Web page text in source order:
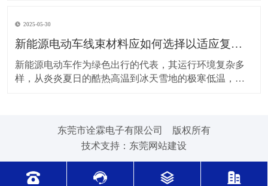
安全。因此，在安装储能光伏线束时，有许多问题需要
格外留意。 安装前的准备工作至关重要。在开始安装前
2025-05-30
新能源电动车线束材料应如何选择以适应复杂的环境温度范围？
新能源电动车作为绿色出行的代表，其运行环境复杂多
样，从炎炎夏日的酷热高温到冰天雪地的极寒低温，车
环境下，新能源电动车的电池、电机等部件工作时会散
东莞市诠霖电子有限公司 版权所有
技术支持： 东莞网站建设